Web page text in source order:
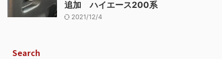
追加 ハイエース200系
2021/12/4
Search